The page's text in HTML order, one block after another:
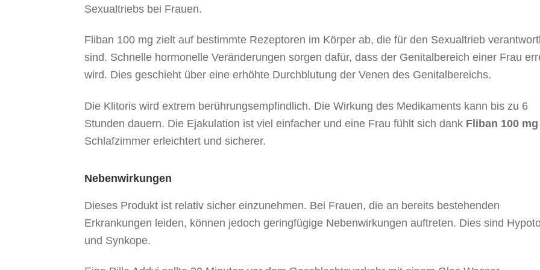
Sexualtriebs bei Frauen.
Fliban 100 mg zielt auf bestimmte Rezeptoren im Körper ab, die für den Sexualtrieb
sind. Schnelle hormonelle Veränderungen sorgen dafür, dass der Genitalbereich einer Frau
wird. Dies geschieht über eine erhöhte Durchblutung der Venen des Genitalbereichs.
Die Klitoris wird extrem berührungsempfindlich. Die Wirkung des Medikaments kann bis zu 6
Stunden dauern. Die Ejakulation ist viel einfacher und eine Frau fühlt sich dank Fliban 100 mg
Schlafzimmer erleichtert und sicherer.
Nebenwirkungen
Dieses Produkt ist relativ sicher einzunehmen. Bei Frauen, die an bereits bestehenden
Erkrankungen leiden, können jedoch geringfügige Nebenwirkungen auftreten. Dies sind
und Synkope.